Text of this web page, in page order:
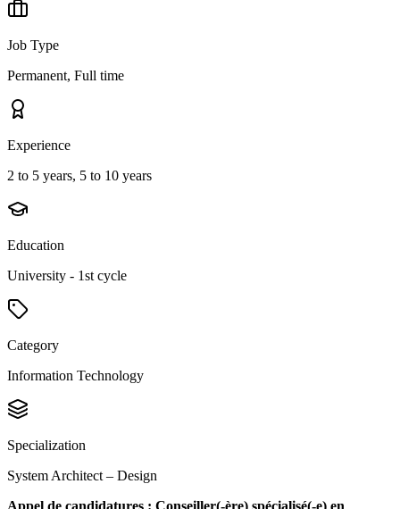
Job Type
Permanent, Full time
Experience
2 to 5 years, 5 to 10 years
Education
University - 1st cycle
Category
Information Technology
Specialization
System Architect – Design
Appel de candidatures : Conseiller(-ère) spécialisé(-e) en